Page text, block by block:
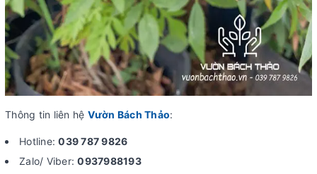
Thông tin liên hệ Vườn Bách Thảo:
Hotline:039 787 9826
Zalo/ Viber:0937988193